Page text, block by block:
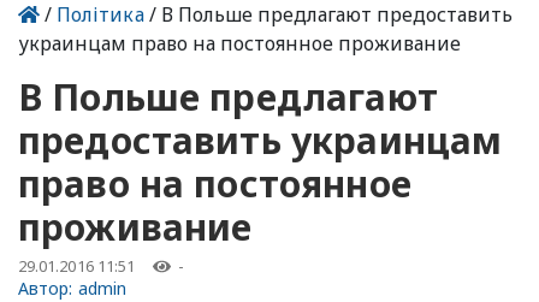
/ Політика/ В Польше предлагают предоставить
украинцам право на постоянное проживание
В Польше предлагают
предоставить украинцам
право на постоянное
проживание
29.01.2016 11:51 -
Автор: admin